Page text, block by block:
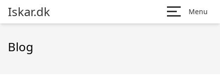
Iskar.dk Menu
Blog